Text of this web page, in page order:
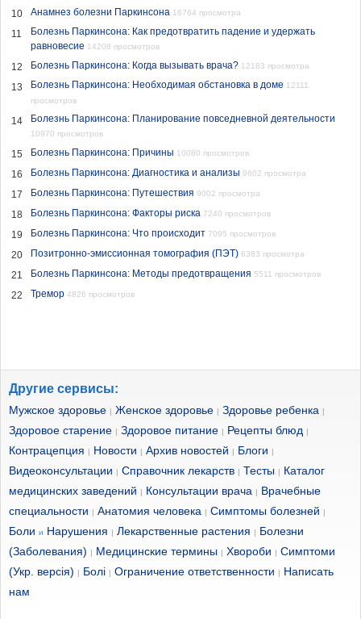
10 Анамнез болезни Паркинсона 16764 просмотра
11
Болезнь Паркинсона: Как предотвратить падение и удержать
равновесие 14208 просмотров
12 Болезнь Паркинсона: Когда вызывать врача? 12183 просмотра
13 Болезнь Паркинсона: Необходимая обстановка в доме 12111
просмотров
14 Болезнь Паркинсона: Планирование повседневной деятельности
10970 просмотров
15 Болезнь Паркинсона: Причины 10080 просмотров
16 Болезнь Паркинсона: Диагностика и анализы 9602 просмотра
17 Болезнь Паркинсона: Путешествия 9002 просмотра
18 Болезнь Паркинсона: Факторы риска 7240 просмотров
19 Болезнь Паркинсона: Что происходит 7095 просмотров
20 Позитронно-эмиссионная томография (ПЭТ) 6383 просмотра
21 Болезнь Паркинсона: Методы предотвращения 5511 просмотров
22 Тремор 4826 просмотров
Другие сервисы:
Мужское здоровье | Женское здоровье | Здоровье ребенка |
Здоровое старение | Здоровое питание | Рецепты блюд |
Контрацепция | Новости | Архив новостей | Блоги |
Видеоконсультации | Справочник лекарств | Тесты | Каталог
медицинских заведений | Консультации врача | Врачебные
специальности | Анатомия человека | Симптомы болезней |
Боли и Нарушения | Лекарственные растения | Болезни
(Заболевания) | Медицинские термины | Хвороби | Симптоми
(Укр. версія) | Болі | Ограничение ответственности | Написать
нам